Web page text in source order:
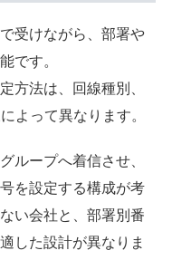
受けながら、部署や
です。
方法は、回線種別、
よって異なります。
ループへ着信させ、
を設定する構成が考
い会社と、部署別番
した設計が異なりま